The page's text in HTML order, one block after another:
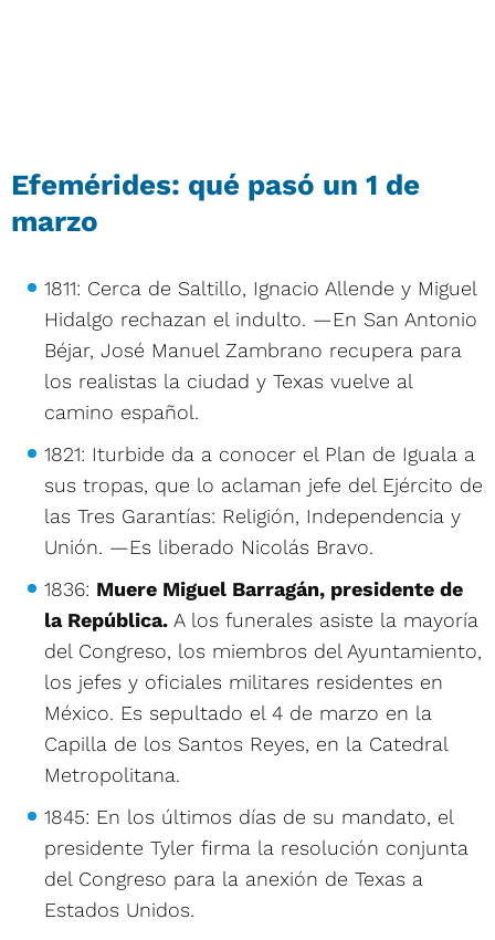
Efemérides: qué pasó un 1 de
marzo
1811: Cerca de Saltillo, Ignacio Allende y Miguel
Hidalgo rechazan el indulto. —En San Antonio
Béjar, José Manuel Zambrano recupera para
los realistas la ciudad y Texas vuelve al
camino español.
1821: Iturbide da a conocer el Plan de Iguala a
sus tropas, que lo aclaman jefe del Ejército de
las Tres Garantías: Religión, Independencia y
Unión. —Es liberado Nicolás Bravo.
1836: Muere Miguel Barragán, presidente de
la República. A los funerales asiste la mayoría
del Congreso, los miembros del Ayuntamiento,
los jefes y oficiales militares residentes en
México. Es sepultado el 4 de marzo en la
Capilla de los Santos Reyes, en la Catedral
Metropolitana.
1845: En los últimos días de su mandato, el
presidente Tyler firma la resolución conjunta
del Congreso para la anexión de Texas a
Estados Unidos.